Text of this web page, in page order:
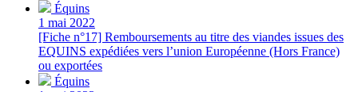
Équins
1 mai 2022
[Fiche n°17] Remboursements au titre des viandes issues des
EQUINS expédiées vers l’union Européenne (Hors France)
ou exportées
Équins